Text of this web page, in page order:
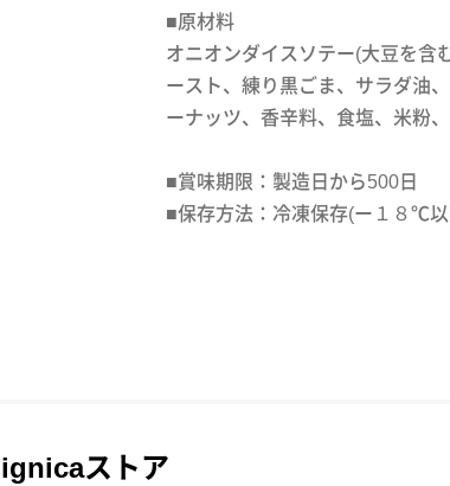
■原材料
オニオンダイスソテー(大豆を含
ースト、練り黒ごま、サラダ油
ーナッツ、香辛料、食塩、米粉
■賞味期限：製造日から500日
■保存方法：冷凍保存(ー１８℃
ignicaストア